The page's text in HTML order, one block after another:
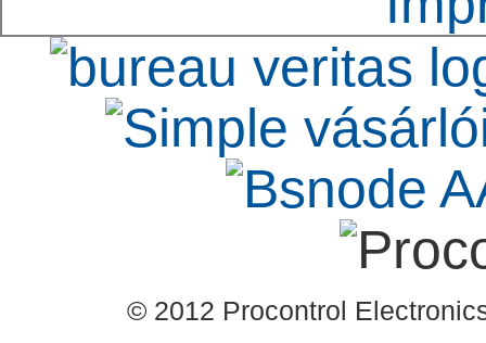
ezen valós példa
áthaladási ciklus.
szolgáltatás oklevele
Kft. által aláírt
Procontrol Kft.-t, mint
céget.© 2012 Procontrol